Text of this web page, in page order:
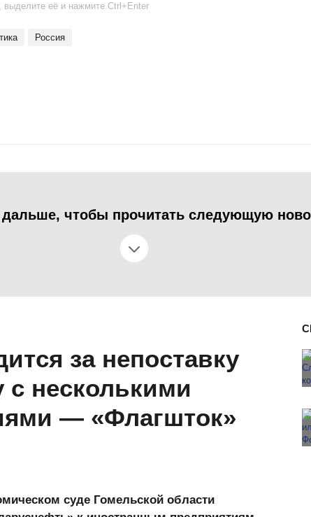
выделите её и нажмите Ctrl+Enter
Россия
дальше, чтобы прочитать следующую